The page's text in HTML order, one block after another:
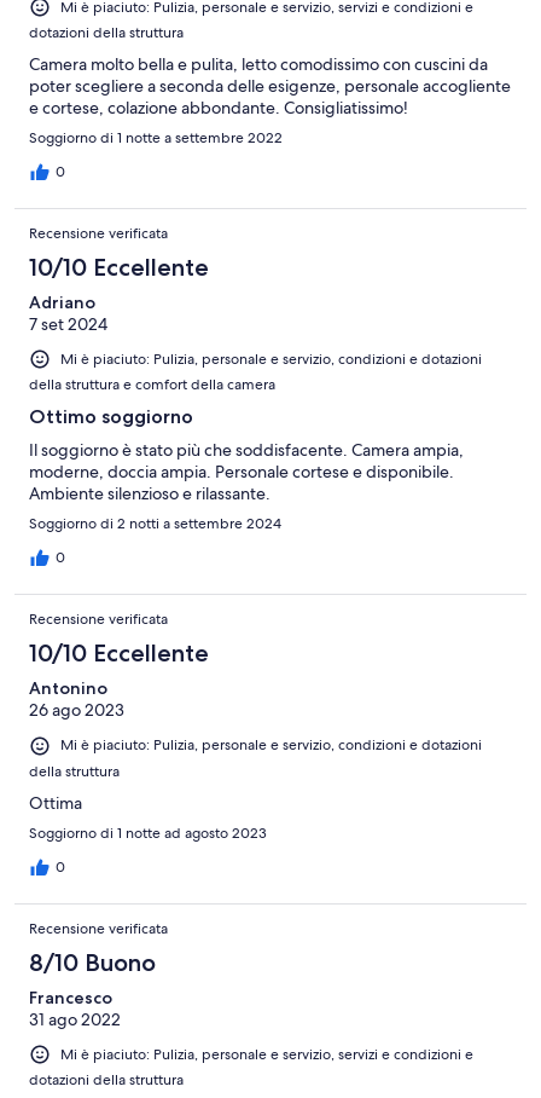
Mi è piaciuto: Pulizia, personale e servizio, servizi e condizioni e
dotazioni della struttura
Camera molto bella e pulita, letto comodissimo con cuscini da
poter scegliere a seconda delle esigenze, personale accogliente
e cortese, colazione abbondante. Consigliatissimo!
Soggiorno di 1 notte a settembre 2022
0
Recensione verificata
10/10 Eccellente
Adriano
7 set 2024
Mi è piaciuto: Pulizia, personale e servizio, condizioni e dotazioni
della struttura e comfort della camera
Ottimo soggiorno
Il soggiorno è stato più che soddisfacente. Camera ampia,
moderne, doccia ampia. Personale cortese e disponibile.
Ambiente silenzioso e rilassante.
Soggiorno di 2 notti a settembre 2024
0
Recensione verificata
10/10 Eccellente
Antonino
26 ago 2023
Mi è piaciuto: Pulizia, personale e servizio, condizioni e dotazioni
della struttura
Ottima
Soggiorno di 1 notte ad agosto 2023
0
Recensione verificata
8/10 Buono
Francesco
31 ago 2022
Mi è piaciuto: Pulizia, personale e servizio, servizi e condizioni e
dotazioni della struttura